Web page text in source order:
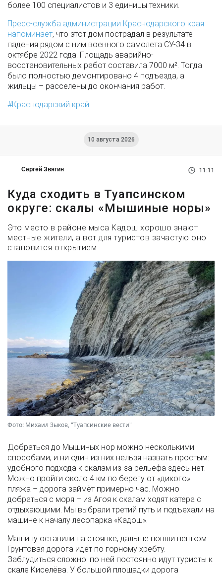
более 100 специалистов и 3 единицы техники.
Пресс-служба администрации Краснодарского края
напоминает, что этот дом пострадал в результате
падения рядом с ним военного самолета СУ-34 в
октябре 2022 года. Площадь аварийно-
восстановительных работ составила 7000 м². Тогда
было полностью демонтировано 4 подъезда, а
жильцы – расселены до окончания работ.
Краснодарский край
10 августа 2026
Сергей Звягин 11:11
Куда сходить в Туапсинском
округе: скалы «Мышиные норы»
Это место в районе мыса Кадош хорошо знают
местные жители, а вот для туристов зачастую оно
становится открытием
Фото: Михаил Зыков, "Туапсинские вести"
Добраться до Мышиных нор можно несколькими
способами, и ни один из них нельзя назвать простым:
удобного подхода к скалам из-за рельефа здесь нет.
Можно пройти около 4 км по берегу от «дикого»
пляжа – дорога займёт примерно час. Можно
добраться с моря – из Агоя к скалам ходят катера с
отдыхающими. Мы выбрали третий путь и подъехали на
машине к началу лесопарка «Кадош».
Машину оставили на стоянке, дальше пошли пешком.
Грунтовая дорога идёт по горному хребту.
Заблудиться сложно: по ней постоянно идут туристы к
скале Киселёва. У большой площадки дорога